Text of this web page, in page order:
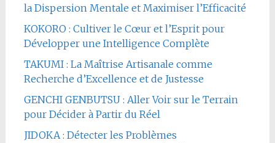
la Dispersion Mentale et Maximiser l’Efficacité
KOKORO : Cultiver le Cœur et l’Esprit pour
Développer une Intelligence Complète
TAKUMI : La Maîtrise Artisanale comme
Recherche d’Excellence et de Justesse
GENCHI GENBUTSU : Aller Voir sur le Terrain
pour Décider à Partir du Réel
JIDOKA : Détecter les Problèmes